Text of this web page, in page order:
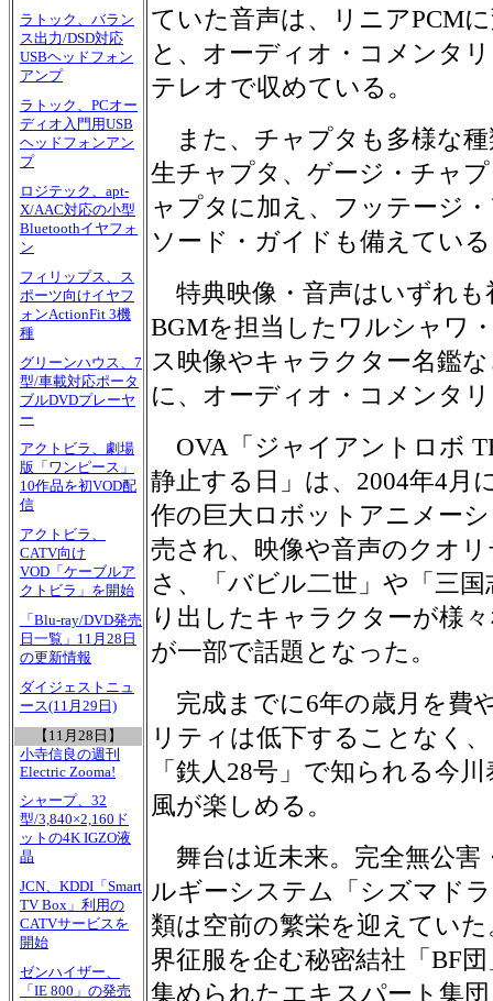
ラトック、バラン
ス出力/DSD対応
USBヘッドフォン
アンプ
ラトック、PCオー
ディオ入門用USB
ヘッドフォンアン
プ
ロジテック、apt-
X/AAC対応の小型
Bluetoothイヤフォ
ン
フィリップス、ス
ポーツ向けイヤフ
ォンActionFit 3機
種
グリーンハウス、7
型/車載対応ポータ
ブルDVDプレーヤ
ー
アクトビラ、劇場
版「ワンピース」
10作品を初VOD配
信
アクトビラ、
CATV向け
VOD「ケーブルア
クトビラ」を開始
「Blu-ray/DVD発売
日一覧」11月28日
の更新情報
ダイジェストニュ
ース(11月29日)
【11月28日】
小寺信良の週刊
Electric Zooma!
シャープ、32
型/3,840×2,160ド
ットの4K IGZO液
晶
JCN、KDDI「Smart
TV Box」利用の
CATVサービスを
開始
ゼンハイザー、
「IE 800」の発売
ていた音声は、リニアPCM
と、オーディオ・コメンタ
テレオで収めている。
また、チャプタも多様な種
生チャプタ、ゲージ・チャ
ャプタに加え、フッテージ
ソード・ガイドも備えてい
特典映像・音声はいずれも
BGMを担当したワルシャワ
ス映像やキャラクター名鑑
に、オーディオ・コメンタ
OVA「ジャイアントロボ
静止する日」は、2004年4月
作の巨大ロボットアニメー
売され、映像や音声のクオ
さ、「バビル二世」や「三
り出したキャラクターが様
が一部で話題となった。
完成までに6年の歳月を費
リティは低下することなく
「鉄人28号」で知られる今
風が楽しめる。
舞台は近未来。完全無公害
ルギーシステム「シズマド
類は空前の繁栄を迎えてい
界征服を企む秘密結社「BF
集められたエキスパート集